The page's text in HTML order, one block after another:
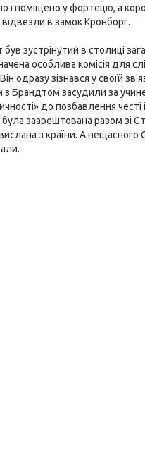
і поміщено у фортецю, а
в замок Кронборг.
зустрінутий в столиці
особлива комісія для
одразу зізнався у своїй
з Брандтом засудили за
до позбавлення честі
заарештована разом зі
з країни. А нещасного